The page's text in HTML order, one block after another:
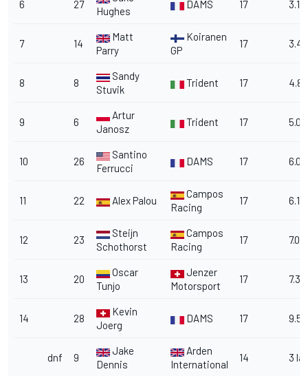
6 27
Hughes
DAMS 17 3.1
7 14
Matt
Parry
Koiranen
GP
17 3.4
8 8
Sandy
Stuvik
Trident 17 4.8
9 6
Artur
Janosz
Trident 17 5.0
10 26
Santino
Ferrucci
DAMS 17 6.0
11 22 Alex Palou
Campos
Racing
17 6.1
12 23
Steijn
Schothorst
Campos
Racing
17 7.0
13 20
Oscar
Tunjo
Jenzer
Motorsport
17 7.3
14 28
Kevin
Joerg
DAMS 17 9.5
dnf 9
Jake
Dennis
Arden
International
14 3